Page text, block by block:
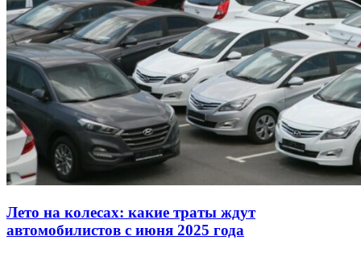
Лето на колесах: какие траты ждут
автомобилистов с июня 2025 года